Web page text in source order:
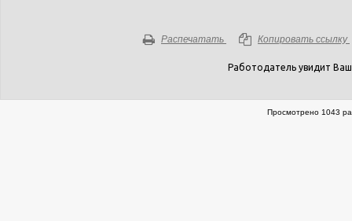
Распечатать Копировать ссылку
Работодатель увидит
Просмотрено 1043